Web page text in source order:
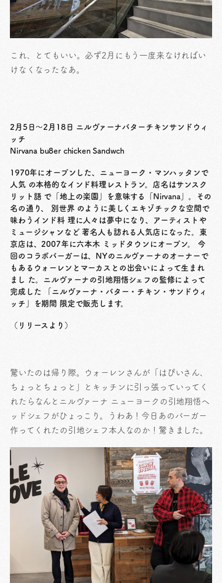
これ、とてもいい。必ず2月にもう一度来なければい
けなくなったなあ。
2月5日〜2月18日 ニルヴァーナバターチキンサンドウィ
ッチ
Nirvana bu8er chicken Sandwch
1970年にオープンした、ニューヨーク・マンハッタンで
人気 の本格的なインド料理レストラン。店名はサンスク
リット語 で「地上の楽園」を意味する「Nirvana」。その
名の通り、 別世界 のように美しくエキゾチックな空間で
味わうインド料 理に人々は夢中になり、アーティストや
ミュージシャンなど 著名人も訪れる人気店になった。東
京店は、2007年に六本木 ミッドタウンにオープン。 今
回のコラボバーガーは、NYのニルヴァーナのオーナーで
もあるウォーレンとマーカスとの出会いによって生まれ
まし た。ニルヴァーナの引地翔悟シェフの監修によって
完成した 「ニルヴァーナ・バター・チキン・サンドウィ
ッチ」を期間 限定で販売します。
（リリースより）
驚いたのは帰り際。ウォーレンさんが「はぴいさん、
ちょっとちょっと」とキッチンに引っ張っていってく
れたらなんとニルヴァーナ ニューヨークの引地翔悟ヘ
ッドシェフがひょっこり。うわあ！今日あのバーガー
作ってくれたの引地シェフ本人なのか！驚きました。